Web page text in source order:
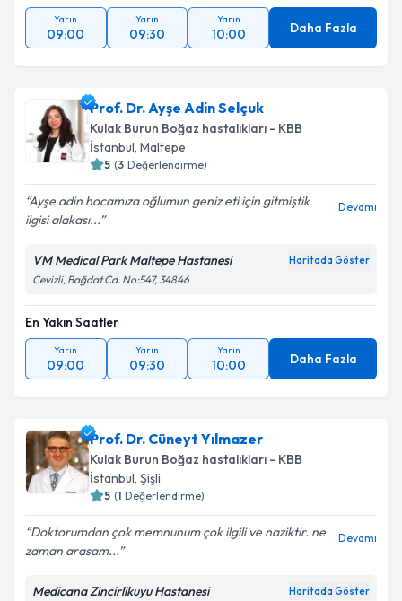
Yarın
09:00
Yarın
09:30
Yarın
10:00 Daha Fazla
Prof. Dr. Ayşe Adin Selçuk
Kulak Burun Boğaz hastalıkları - KBB
İstanbul, Maltepe
5 (3 Değerlendirme)
Ayşe adin hocamıza oğlumun geniz eti için gitmiştik
ilgisi alakası...
Devamı
VM Medical Park Maltepe Hastanesi Haritada Göster
Cevizli, Bağdat Cd. No:547, 34846
En Yakın Saatler
Yarın
09:00
Yarın
09:30
Yarın
10:00 Daha Fazla
Prof. Dr. Cüneyt Yılmazer
Kulak Burun Boğaz hastalıkları - KBB
İstanbul, Şişli
5 (1 Değerlendirme)
Doktorumdan çok memnunum çok ilgili ve naziktir. ne
zaman arasam...
Devamı
Medicana Zincirlikuyu Hastanesi Haritada Göster